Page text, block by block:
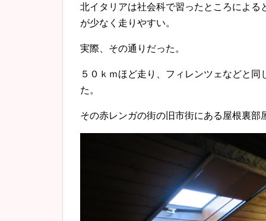
北イタリアは社会科で習ったところによ
が少なく走りやすい。
実際、その通りだった。
５０ｋｍほど走り、フィレンツェなどと
た。
その赤レンガの街の旧市街にある屋根裏部